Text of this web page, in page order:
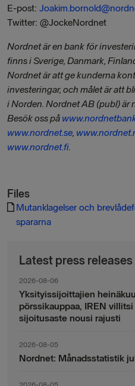
E-post:
Twitter: @JockeNordnet
Nordnet är en bank för
finns i Sverige, Danmark,
Nordnet är att ge kunderna
investeringar, och målet är att
i Norden. Nordnet AB (publ) är
Besök oss på
www.nordnet.se,
www.nordnet.fi.
Files
Mutanklagelser och
spararna
Latest press releases
2026-08-06
Yksityissijoittajien
pörssikauppaa, IREN
sijoitusaste nousi rajusti
2026-08-05
Nordnet: Månadsstatistik